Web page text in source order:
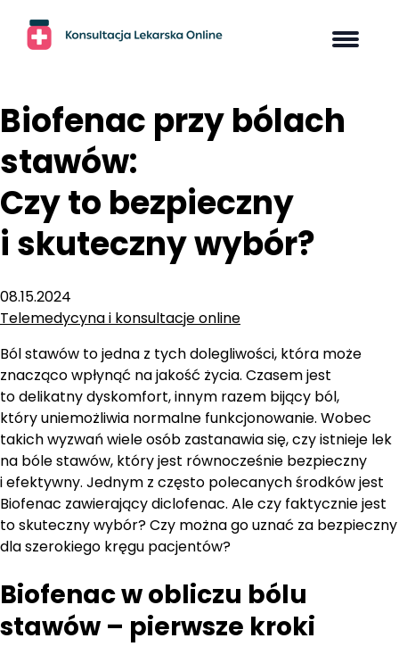
content
Biofenac przy bólach
stawów:
Czy to bezpieczny
i skuteczny wybór?
08.15.2024
Telemedycyna i konsultacje online
Ból stawów to jedna z tych dolegliwości, która może
znacząco wpłynąć na jakość życia. Czasem jest
to delikatny dyskomfort, innym razem bijący ból,
który uniemożliwia normalne funkcjonowanie. Wobec
takich wyzwań wiele osób zastanawia się, czy istnieje lek
na bóle stawów, który jest równocześnie bezpieczny
i efektywny. Jednym z często polecanych środków jest
Biofenac zawierający diclofenac. Ale czy faktycznie jest
to skuteczny wybór? Czy można go uznać za bezpieczny
dla szerokiego kręgu pacjentów?
Biofenac w obliczu bólu
stawów – pierwsze kroki